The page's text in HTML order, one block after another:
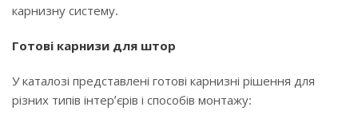
карнизну систему.
Готові карнизи для штор
У каталозі представлені готові карнизні рішення для
різних типів інтер’єрів і способів монтажу: